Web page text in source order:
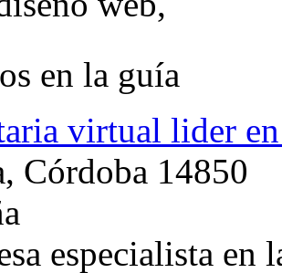
en la guía
virtual lider
Córdoba 14850
especialista en